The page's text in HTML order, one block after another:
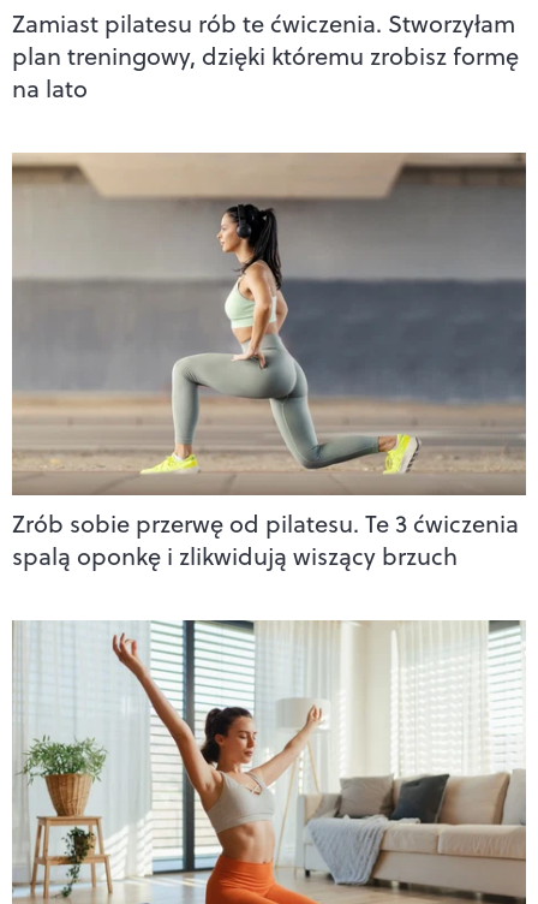
Zamiast pilatesu rób te ćwiczenia. Stworzyłam
plan treningowy, dzięki któremu zrobisz formę
na lato
Zrób sobie przerwę od pilatesu. Te 3 ćwiczenia
spalą oponkę i zlikwidują wiszący brzuch